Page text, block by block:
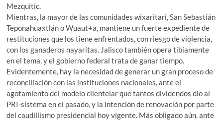
Mezquitic.
Mientras, la mayor de las comunidades wixaritari, San Sebastián
Teponahuaxtlán o Wuaut+a, mantiene un fuerte expediente de
restituciones que los tiene enfrentados, con riesgo de violencia,
con los ganaderos nayaritas. Jalisco también opera tibiamente
en el tema, y el gobierno federal trata de ganar tiempo.
Evidentemente, hay la necesidad de generar un gran proceso de
reconciliación con las instituciones nacionales, ante el
agotamiento del modelo clientelar que tantos dividendos dio al
PRI-sistema en el pasado, y la intención de renovación por parte
del caudillismo presidencial hoy vigente. Más obligado aún, ante